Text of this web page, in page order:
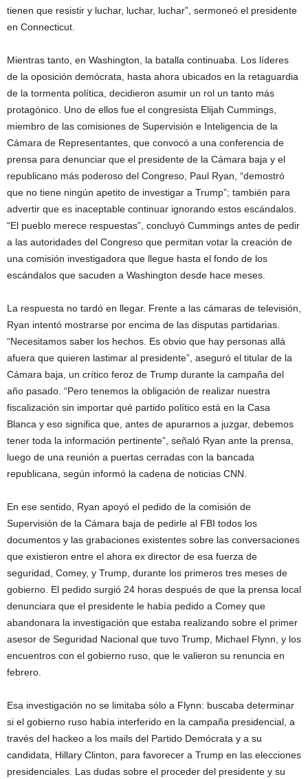
tienen que resistir y luchar, luchar, luchar”, sermoneó el presidente
en Connecticut.
Mientras tanto, en Washington, la batalla continuaba. Los líderes
de la oposición demócrata, hasta ahora ubicados en la retaguardia
de la tormenta política, decidieron asumir un rol un tanto más
protagónico. Uno de ellos fue el congresista Elijah Cummings,
miembro de las comisiones de Supervisión e Inteligencia de la
Cámara de Representantes, que convocó a una conferencia de
prensa para denunciar que el presidente de la Cámara baja y el
republicano más poderoso del Congreso, Paul Ryan, “demostró
que no tiene ningún apetito de investigar a Trump”; también para
advertir que es inaceptable continuar ignorando estos escándalos.
“El pueblo merece respuestas”, concluyó Cummings antes de pedir
a las autoridades del Congreso que permitan votar la creación de
una comisión investigadora que llegue hasta el fondo de los
escándalos que sacuden a Washington desde hace meses.
La respuesta no tardó en llegar. Frente a las cámaras de televisión,
Ryan intentó mostrarse por encima de las disputas partidarias.
“Necesitamos saber los hechos. Es obvio que hay personas allá
afuera que quieren lastimar al presidente”, aseguró el titular de la
Cámara baja, un crítico feroz de Trump durante la campaña del
año pasado. “Pero tenemos la obligación de realizar nuestra
fiscalización sin importar qué partido político está en la Casa
Blanca y eso significa que, antes de apurarnos a juzgar, debemos
tener toda la información pertinente”, señaló Ryan ante la prensa,
luego de una reunión a puertas cerradas con la bancada
republicana, según informó la cadena de noticias CNN.
En ese sentido, Ryan apoyó el pedido de la comisión de
Supervisión de la Cámara baja de pedirle al FBI todos los
documentos y las grabaciones existentes sobre las conversaciones
que existieron entre el ahora ex director de esa fuerza de
seguridad, Comey, y Trump, durante los primeros tres meses de
gobierno. El pedido surgió 24 horas después de que la prensa local
denunciara que el presidente le había pedido a Comey que
abandonara la investigación que estaba realizando sobre el primer
asesor de Seguridad Nacional que tuvo Trump, Michael Flynn, y los
encuentros con el gobierno ruso, que le valieron su renuncia en
febrero.
Esa investigación no se limitaba sólo a Flynn: buscaba determinar
si el gobierno ruso había interferido en la campaña presidencial, a
través del hackeo a los mails del Partido Demócrata y a su
candidata, Hillary Clinton, para favorecer a Trump en las elecciones
presidenciales. Las dudas sobre el proceder del presidente y su